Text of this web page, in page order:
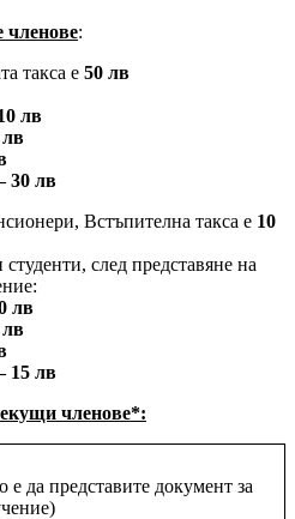
членове:
такса е 50 лв
лв
лв
30 лв
Встъпителна такса е 10
след представяне на
лв
лв
15 лв
членове*:
е да представите документ за